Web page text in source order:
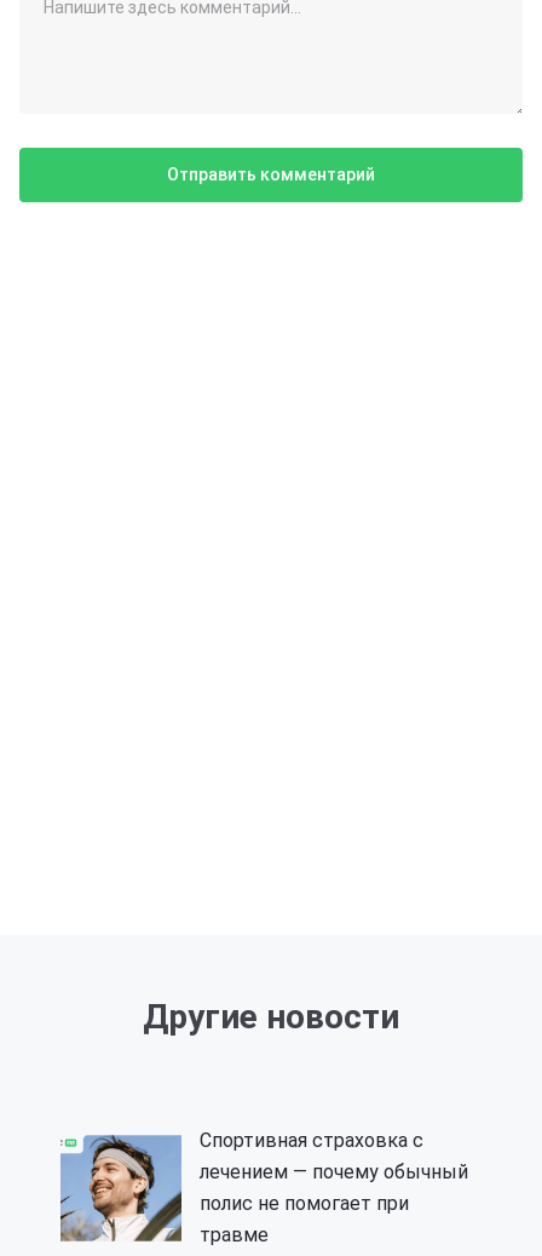
Другие новости
Спортивная страховка с
лечением — почему обычный
полис не помогает при
травме